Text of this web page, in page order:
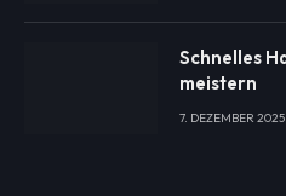
Schnelles
meistern
7. DEZEMBER 2025